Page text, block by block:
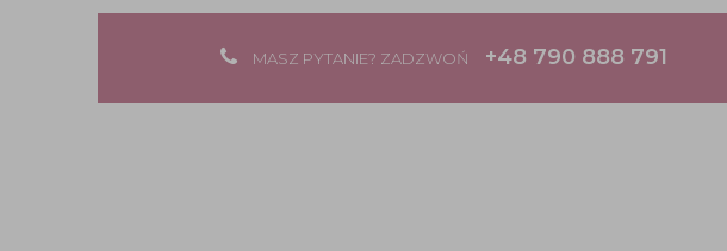
MASZ PYTANIE? ZADZWOŃ +48 790 888 791